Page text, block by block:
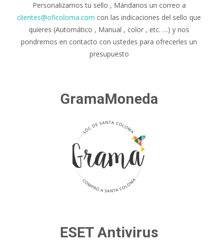
Personalizamos tu sello , Mándanos un correo a
clientes@oficoloma.com con las indicaciones del sello que
quieres (Automático , Manual , color , etc. …) y nos
pondremos en contacto con ustedes para ofrecerles un
presupuesto
GramaMoneda
ESET Antivirus